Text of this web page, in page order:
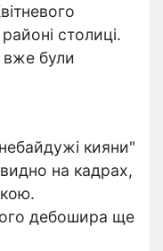
столиці.
вже були
кияни"
на кадрах,
дебошира ще